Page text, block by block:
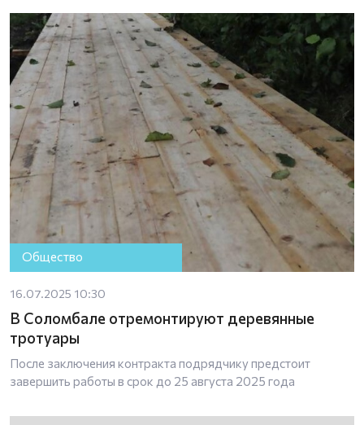
Общество
16.07.2025 10:30
В Соломбале отремонтируют деревянные
тротуары
После заключения контракта подрядчику предстоит
завершить работы в срок до 25 августа 2025 года